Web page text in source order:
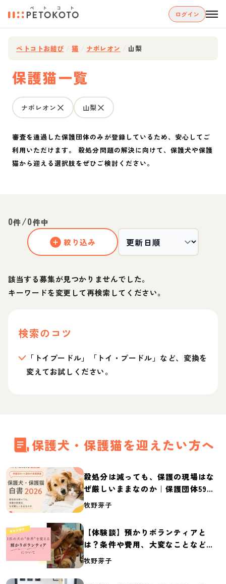
ログイン
ペトコトお結び 猫 ナポレオン 山梨
保護猫一覧
ナポレオン 山梨
審査を通過した保護団体のみが登録しているため、安心してご
利用いただけます。 殺処分問題の解決に向けて、保護犬や保護
猫から迎える選択肢をぜひご検討ください。
0件/0件中
絞り込み
該当する募集が見つかりませんでした。
キーワードを変更して再検索してください。
検索のコツ
「トイプードル」「トイ・プードル」など、変換を
変えてお試しください。
保護犬・保護猫を迎えたい方へ
殺処分は減っても、保護の現場はな
ぜ厳しいままなのか｜保護団体59団
体の実態調査【保護犬・保護猫白書
牧野芽子
【体験談】預かりボランティアと
は？条件や費用、大変なことなど紹
介
牧野芽子